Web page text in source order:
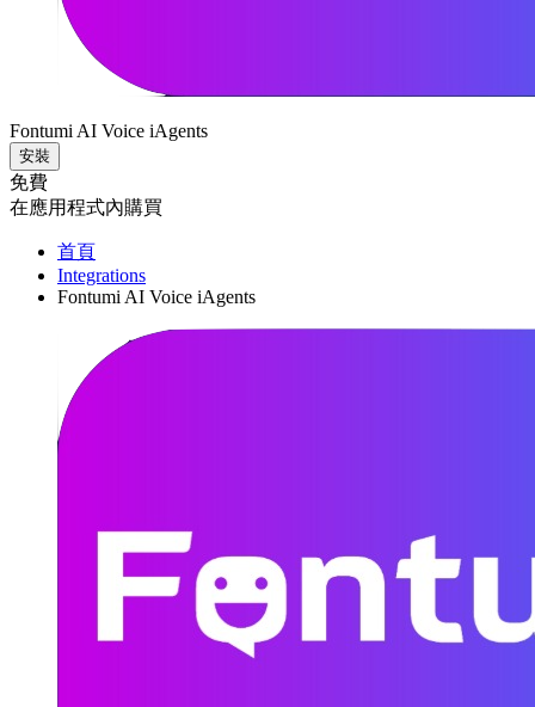
Fontumi AI Voice iAgents
安裝
免費
在應用程式內購買
首頁
Integrations
Fontumi AI Voice iAgents